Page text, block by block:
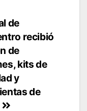
de
recibió
de
kits de
y
de